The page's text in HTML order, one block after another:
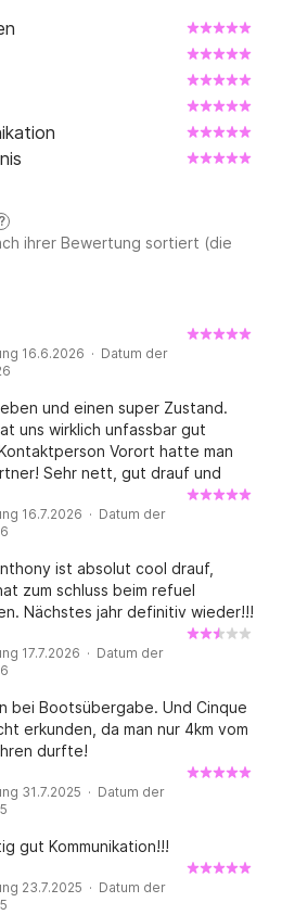
?
ihrer Bewertung sortiert (die
16.6.2026 · Datum der
und einen super Zustand.
uns wirklich unfassbar gut
Vorort hatte man
Sehr nett, gut drauf und
und nur weiter zu empfehlen.
16.7.2026 · Datum der
ist absolut cool drauf,
zum schluss beim refuel
Nächstes jahr definitiv wieder!!!
17.7.2026 · Datum der
bei Bootsübergabe. Und Cinque
erkunden, da man nur 4km vom
durfte!
31.7.2025 · Datum der
gut Kommunikation!!!
23.7.2025 · Datum der